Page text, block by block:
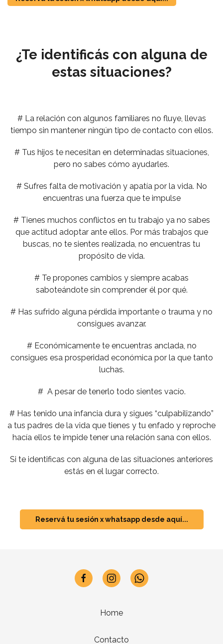
¿Te identificás con alguna de
estas situaciones?
# La relación con algunos familiares no fluye, llevas
tiempo sin mantener ningún tipo de contacto con ellos.
# Tus hijos te necesitan en determinadas situaciones,
pero no sabes cómo ayudarles.
# Sufres falta de motivación y apatía por la vida. No
encuentras una fuerza que te impulse
# Tienes muchos conflictos en tu trabajo ya no sabes
que actitud adoptar ante ellos. Por más trabajos que
buscas, no te sientes realizada, no encuentras tu
propósito de vida.
# Te propones cambios y siempre acabas
saboteándote sin comprender él por qué.
# Has sufrido alguna pérdida importante o trauma y no
consigues avanzar.
# Económicamente te encuentras anclada, no
consigues esa prosperidad económica por la que tanto
luchas.
# A pesar de tenerlo todo sientes vacío.
# Has tenido una infancia dura y sigues “culpabilizando”
a tus padres de la vida que tienes y tu enfado y reproche
hacía ellos te impide tener una relación sana con ellos.
Si te identificas con alguna de las situaciones anteriores
estás en el lugar correcto.
Reservá tu sesión x whatsapp desde aquí...
Home
Contacto